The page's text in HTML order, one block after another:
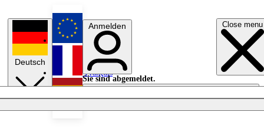
Close menu
Deutsch
English
Français
Anmelden
Sie sind abgemeldet.
Anmelden
Licht aus